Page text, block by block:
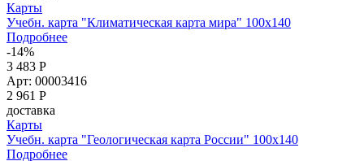
Карты
Учебн. карта "Климатическая карта мира" 100х140
Подробнее
-14%
3 483 Р
Арт: 00003416
2 961 Р
доставка
Карты
Учебн. карта "Геологическая карта России" 100х140
Подробнее